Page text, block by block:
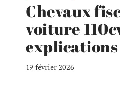
Chevaux
voiture
19 février 2026